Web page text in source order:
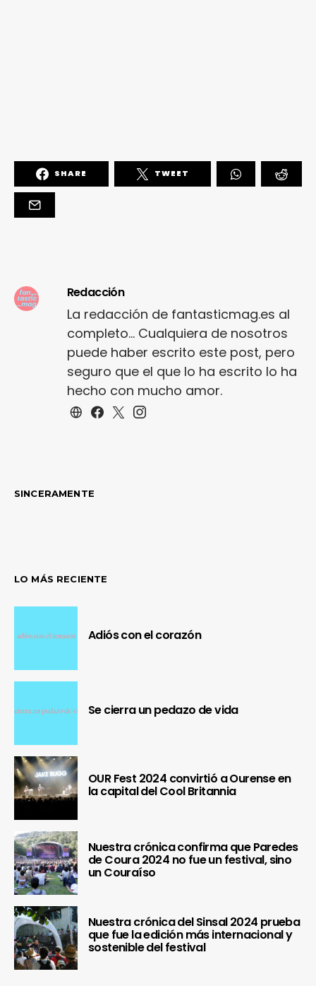
SHARE TWEET
Redacción
La redacción de fantasticmag.es al
completo... Cualquiera de nosotros
puede haber escrito este post, pero
seguro que el que lo ha escrito lo ha
hecho con mucho amor.
SINCERAMENTE
LO MÁS RECIENTE
Adiós con el corazón
Se cierra un pedazo de vida
OUR Fest 2024 convirtió a Ourense en
la capital del Cool Britannia
Nuestra crónica confirma que Paredes
de Coura 2024 no fue un festival, sino
un Couraíso
Nuestra crónica del Sinsal 2024 prueba
que fue la edición más internacional y
sostenible del festival